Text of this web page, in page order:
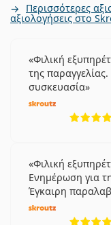
Περισσότερες
αξιολογήσεις στο
Φιλική
της
συσκευασία
Φιλική
Ενημέρωση για
Έγκαιρη